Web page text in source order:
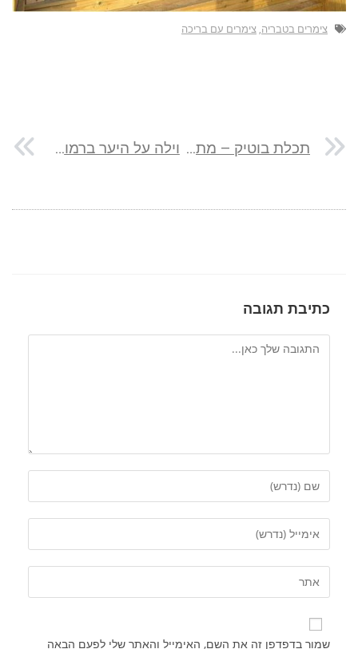
צימרים בטבריה צימרים עם בריכה
תכלת בוטיק – מתחם נופש מפנק בטבריה עילית וילה על היער ברמות בירושלים
כתיבת תגובה
שמור בדפדפן זה את השם, האימייל והאתר שלי לפעם הבאה